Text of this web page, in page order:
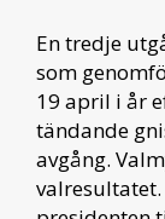
En tredje
som
19 april i år
tändande
avgång.